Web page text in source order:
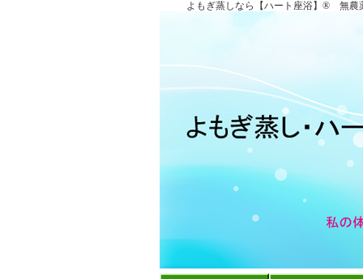
よもぎ蒸しなら【ハート座浴】®︎ 無農